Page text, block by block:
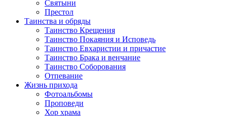
Святыни
Престол
Таинства и обряды
Таинство Крещения
Таинство Покаяния и Исповедь
Таинство Евхаристии и причастие
Таинство Брака и венчание
Таинство Соборования
Отпевание
Жизнь прихода
Фотоальбомы
Проповеди
Хор храма